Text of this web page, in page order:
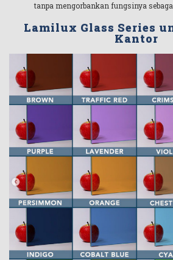
tanpa mengorbankan fungsinya
Lamilux Glass Series
Kantor